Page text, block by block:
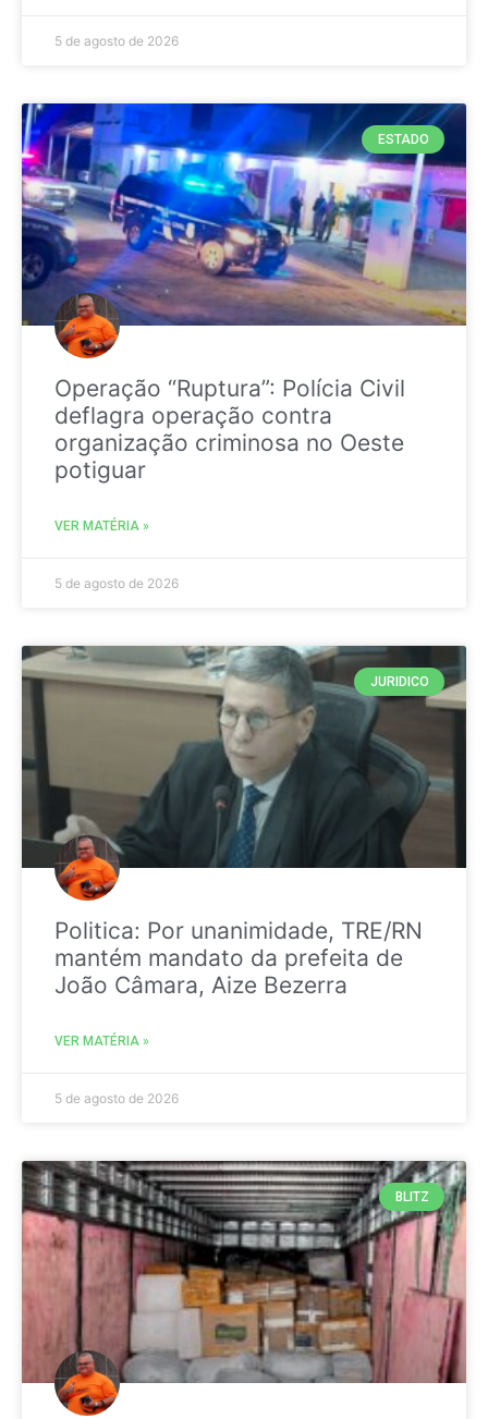
5 de agosto de 2026
ESTADO
Operação “Ruptura”: Polícia Civil
deflagra operação contra
organização criminosa no Oeste
potiguar
VER MATÉRIA »
5 de agosto de 2026
JURIDICO
Politica: Por unanimidade, TRE/RN
mantém mandato da prefeita de
João Câmara, Aize Bezerra
VER MATÉRIA »
5 de agosto de 2026
BLITZ